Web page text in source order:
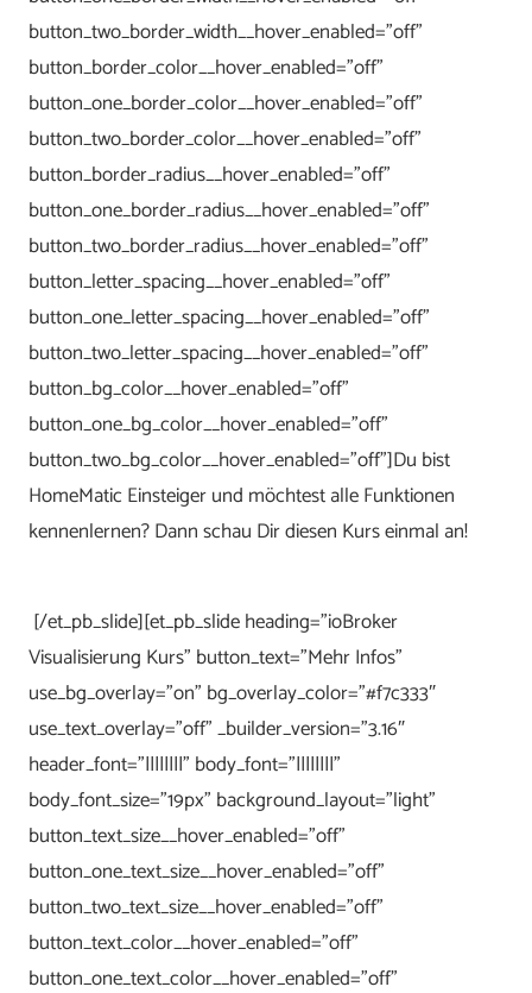
button_two_border_width__hover_enabled=”off”
button_border_color__hover_enabled=”off”
button_one_border_color__hover_enabled=”off”
button_two_border_color__hover_enabled=”off”
button_border_radius__hover_enabled=”off”
button_one_border_radius__hover_enabled=”off”
button_two_border_radius__hover_enabled=”off”
button_letter_spacing__hover_enabled=”off”
button_one_letter_spacing__hover_enabled=”off”
button_two_letter_spacing__hover_enabled=”off”
button_bg_color__hover_enabled=”off”
button_one_bg_color__hover_enabled=”off”
button_two_bg_color__hover_enabled=”off”]Du bist
HomeMatic Einsteiger und möchtest alle Funktionen
kennenlernen? Dann schau Dir diesen Kurs einmal an!
[/et_pb_slide][et_pb_slide heading=”ioBroker
Visualisierung Kurs” button_text=”Mehr Infos”
use_bg_overlay=”on” bg_overlay_color=”#f7c333″
use_text_overlay=”off” _builder_version=”3.16″
header_font=”||||||||” body_font=”||||||||”
body_font_size=”19px” background_layout=”light”
button_text_size__hover_enabled=”off”
button_one_text_size__hover_enabled=”off”
button_two_text_size__hover_enabled=”off”
button_text_color__hover_enabled=”off”
button_one_text_color__hover_enabled=”off”